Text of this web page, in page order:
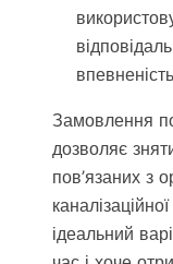
Замовлення
дозволяє
пов’язаних з
ідеальний